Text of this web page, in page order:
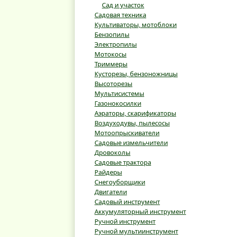
Сад и участок
Садовая техника
Культиваторы, мотоблоки
Бензопилы
Электропилы
Мотокосы
Триммеры
Кусторезы, бензоножницы
Высоторезы
Мультисистемы
Газонокосилки
Аэраторы, скарификаторы
Воздуходувы, пылесосы
Мотоопрыскиватели
Садовые измельчители
Дровоколы
Садовые трактора
Райдеры
Снегоуборщики
Двигатели
Садовый инструмент
Аккумуляторный инструмент
Ручной инструмент
Ручной мультиинструмент